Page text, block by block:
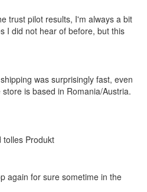
trust pilot results, I'm always a bit
I did not hear of before, but this
was surprisingly fast, even
is based in Romania/Austria.
tolles Produkt
again for sure sometime in the